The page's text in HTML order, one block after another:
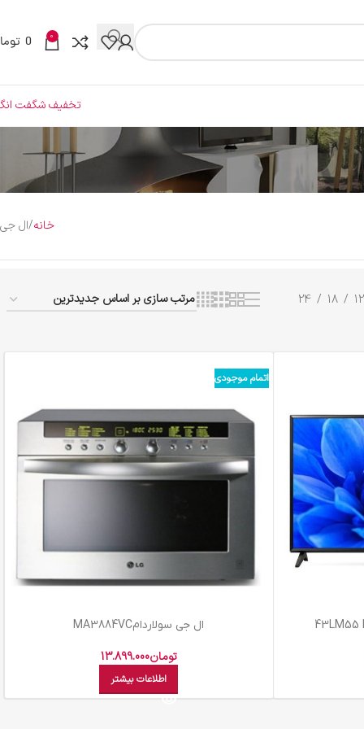
0
0
تخفیف شگفت
خانه ال جی
12
18
24
اتمام موجودی
ال جي سولاردامMA3884VC
تومان13.899.000
اطلاعات بیشتر